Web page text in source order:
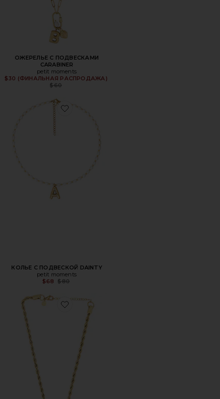
ОЖЕРЕЛЬЕ С ПОДВЕСКАМИ
CARABINER
petit moments
$30 (ФИНАЛЬНАЯ РАСПРОДАЖА)
Previous price:
$60
Favorite КОЛЬЕ С ПОДВЕСКОЙ DAINTY
КОЛЬЕ С ПОДВЕСКОЙ DAINTY
petit moments
$68
Previous price:
$80
Favorite КОЛЬЕ С ПОДВЕСКОЙ BUBBLE